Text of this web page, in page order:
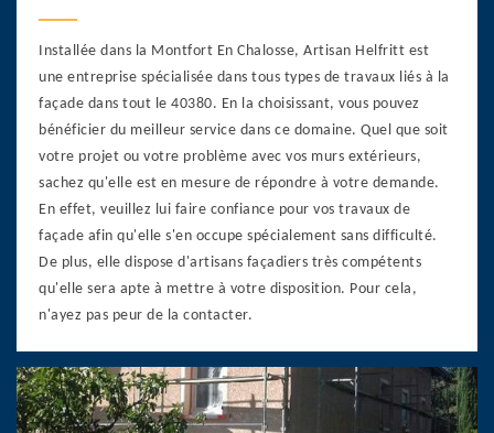
Installée dans la Montfort En Chalosse, Artisan Helfritt est
une entreprise spécialisée dans tous types de travaux liés à la
façade dans tout le 40380. En la choisissant, vous pouvez
bénéficier du meilleur service dans ce domaine. Quel que soit
votre projet ou votre problème avec vos murs extérieurs,
sachez qu'elle est en mesure de répondre à votre demande.
En effet, veuillez lui faire confiance pour vos travaux de
façade afin qu'elle s'en occupe spécialement sans difficulté.
De plus, elle dispose d'artisans façadiers très compétents
qu'elle sera apte à mettre à votre disposition. Pour cela,
n'ayez pas peur de la contacter.